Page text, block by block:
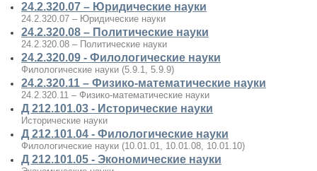
24.2.320.07 – Юридические науки
24.2.320.07 – Юридические науки
24.2.320.08 – Политические науки
24.2.320.08 – Политические науки
24.2.320.09 - Филологические науки
Филологические науки (5.9.1, 5.9.9)
24.2.320.11 – Физико-математические науки
24.2.320.11 – Физико-математические науки
Д 212.101.03 - Исторические науки
Исторические науки
Д 212.101.04 - Филологические науки
Филологические науки (10.01.01, 10.01.08, 10.01.10)
Д 212.101.05 - Экономические науки